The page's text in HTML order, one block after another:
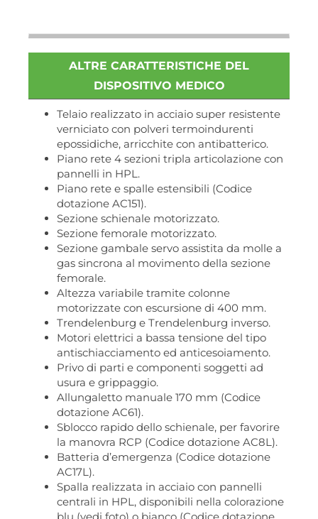
ALTRE CARATTERISTICHE DEL
DISPOSITIVO MEDICO
Telaio realizzato in acciaio super resistente
verniciato con polveri termoindurenti
epossidiche, arricchite con antibatterico.
Piano rete 4 sezioni tripla articolazione con
pannelli in HPL.
Piano rete e spalle estensibili (Codice
dotazione AC151).
Sezione schienale motorizzato.
Sezione femorale motorizzato.
Sezione gambale servo assistita da molle a
gas sincrona al movimento della sezione
femorale.
Altezza variabile tramite colonne
motorizzate con escursione di 400 mm.
Trendelenburg e Trendelenburg inverso.
Motori elettrici a bassa tensione del tipo
antischiacciamento ed anticesoiamento.
Privo di parti e componenti soggetti ad
usura e grippaggio.
Allungaletto manuale 170 mm (Codice
dotazione AC61).
Sblocco rapido dello schienale, per favorire
la manovra RCP (Codice dotazione AC8L).
Batteria d’emergenza (Codice dotazione
AC17L).
Spalla realizzata in acciaio con pannelli
centrali in HPL, disponibili nella colorazione